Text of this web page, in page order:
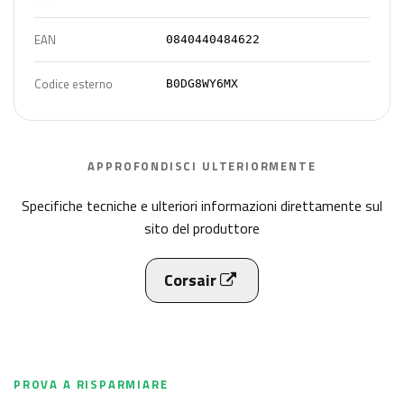
EAN 0840440484622
Codice esterno B0DG8WY6MX
APPROFONDISCI ULTERIORMENTE
Specifiche tecniche e ulteriori informazioni direttamente sul
sito del produttore
Corsair
PROVA A RISPARMIARE